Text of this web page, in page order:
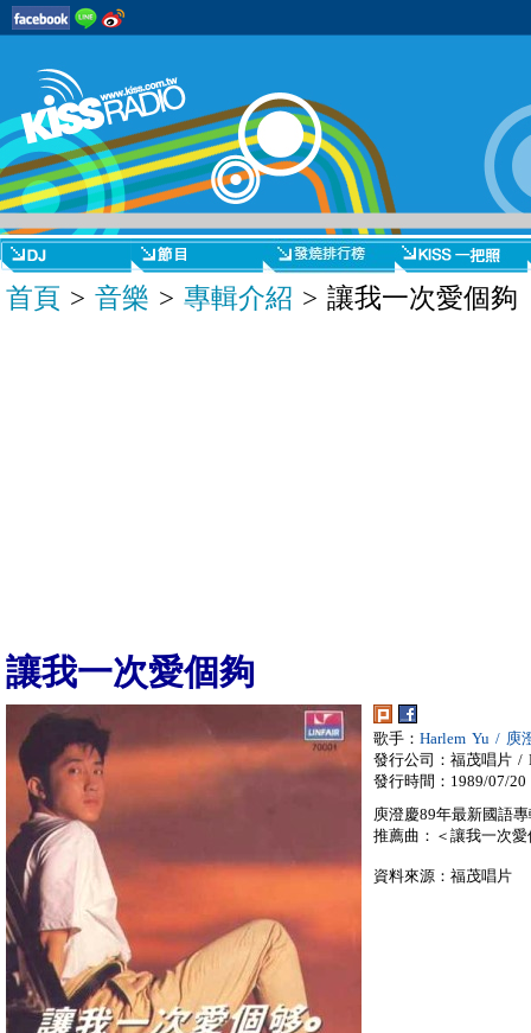
首頁 > 音樂 > 專輯介紹 > 讓我一次愛個夠
讓我一次愛個夠
歌手： Harlem Yu / 庾
發行公司：福茂唱片 /
發行時間：1989/07/20
庾澄慶89年最新國語
推薦曲：＜讓我一次
資料來源：福茂唱片